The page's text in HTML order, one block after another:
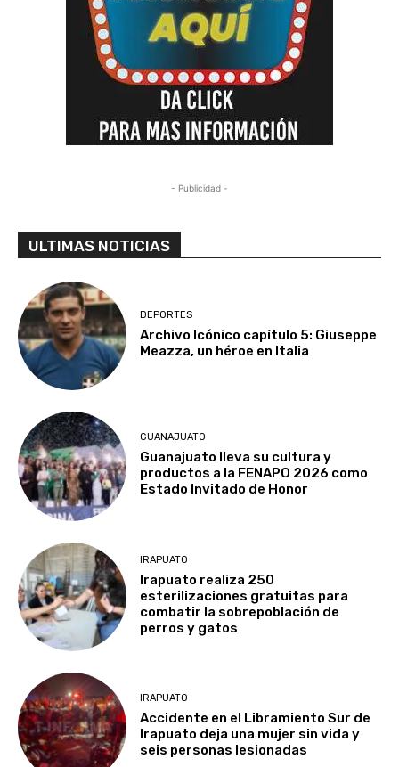
- Publicidad -
ULTIMAS NOTICIAS
DEPORTES
Archivo Icónico capítulo 5: Giuseppe
Meazza, un héroe en Italia
GUANAJUATO
Guanajuato lleva su cultura y
productos a la FENAPO 2026 como
Estado Invitado de Honor
IRAPUATO
Irapuato realiza 250
esterilizaciones gratuitas para
combatir la sobrepoblación de
perros y gatos
IRAPUATO
Accidente en el Libramiento Sur de
Irapuato deja una mujer sin vida y
seis personas lesionadas